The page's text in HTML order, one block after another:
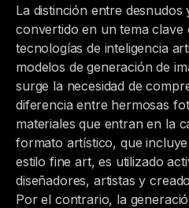
La distinción entre desnudos
convertido en un tema clave
tecnologías de inteligencia
modelos de generación de
surge la necesidad de
diferencia entre hermosas
materiales que entran en la
formato artístico, que
estilo fine art, es utilizado
diseñadores, artistas y
Por el contrario, la